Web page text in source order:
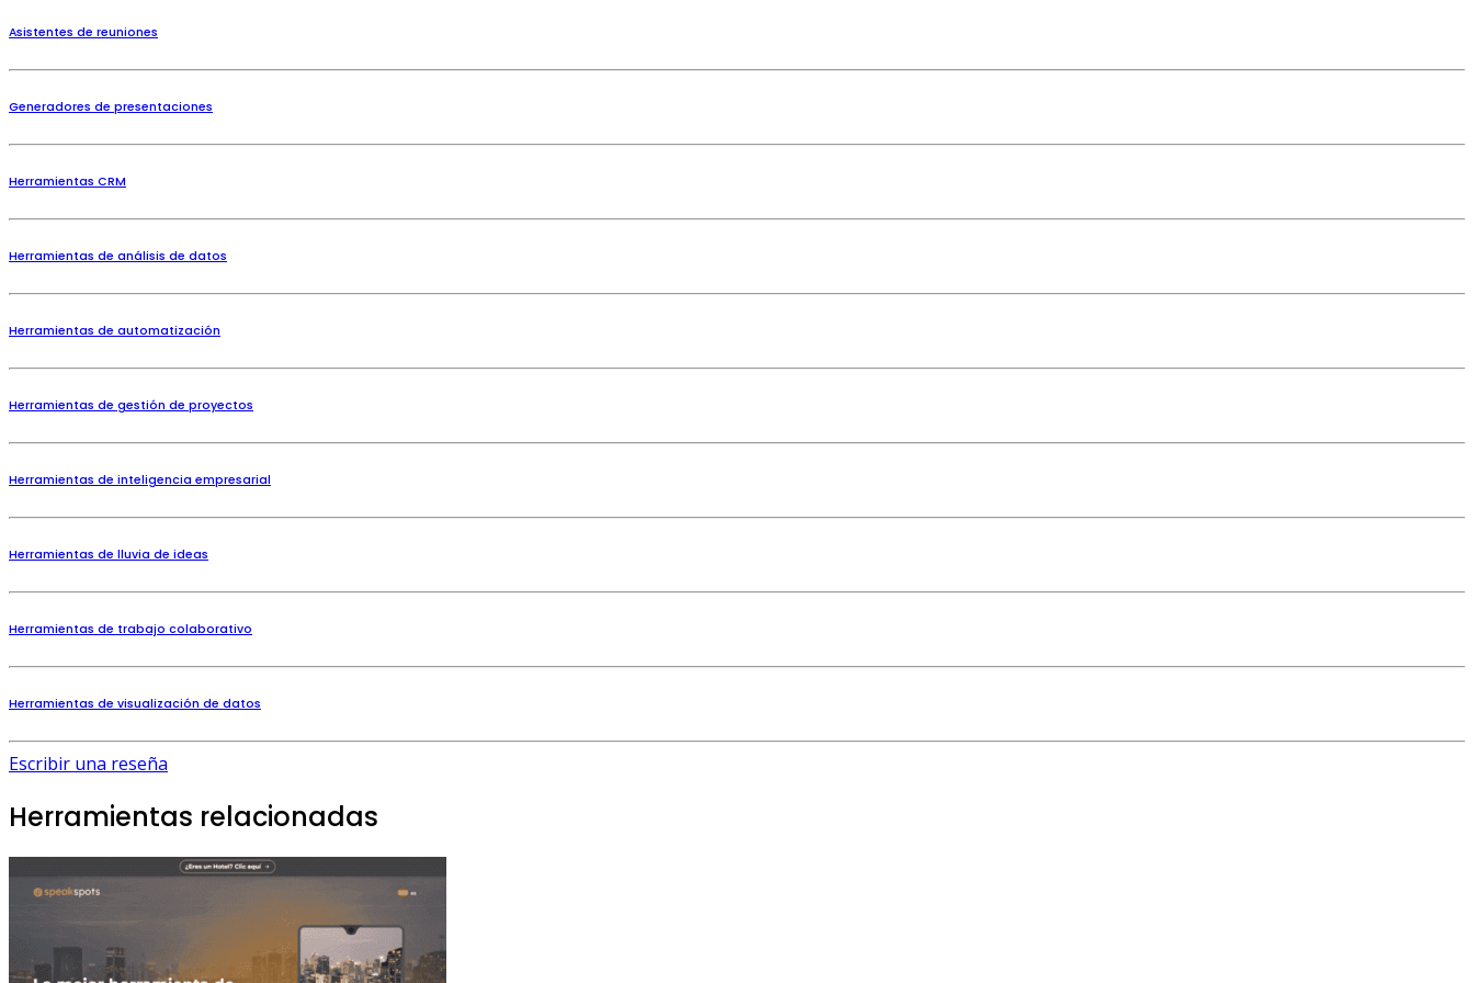
Asistentes de reuniones
Generadores de presentaciones
Herramientas CRM
Herramientas de análisis de datos
Herramientas de automatización
Herramientas de gestión de proyectos
Herramientas de inteligencia empresarial
Herramientas de lluvia de ideas
Herramientas de trabajo colaborativo
Herramientas de visualización de datos
Escribir una reseña
Herramientas relacionadas